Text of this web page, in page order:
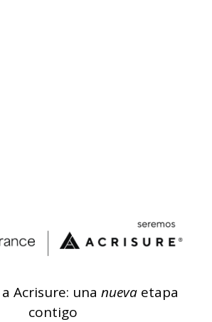
Acrisure: una nuevaetapa
contigo